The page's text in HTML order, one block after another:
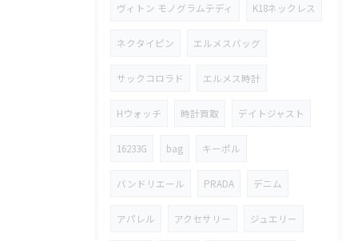
ヴィトン モノグラムテディ K18ネックレス
ネクタイピン エルメスバッグ
サックコロラド エルメス時計
Hウォッチ 時計買取 デイトジャスト
16233G bag キーポル
バンドリエール PRADA デニム
アパレル アクセサリー ジュエリー